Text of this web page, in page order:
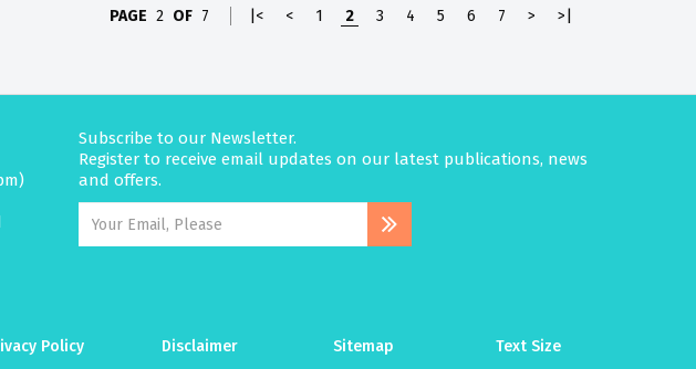
PAGE 2 OF 7 |< < 1 2 3 4 5 6 7 > >|
Subscribe to our Newsletter.
Register to receive email updates on our latest publications, news
and offers.
Policy Disclaimer Sitemap Text Size